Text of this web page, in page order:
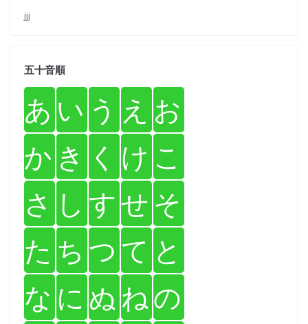
jjj
五十音順
あ い う え お
か き く け こ
さ し すせ そ
た ち つ て と
な に ぬ ねの